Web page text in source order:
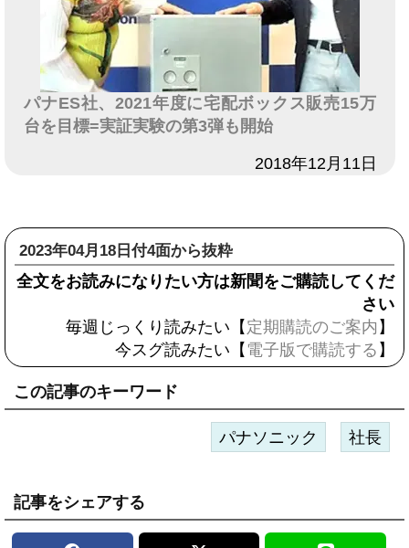
パナES社、2021年度に宅配ボックス販売15万
台を目標=実証実験の第3弾も開始
2018年12月11日
2023年04月18日付4面から抜粋
全文をお読みになりたい方は新聞をご購読してくだ
さい
毎週じっくり読みたい【 定期購読のご案内 】
今スグ読みたい【 電子版で購読する 】
この記事のキーワード
パナソニック 社長
記事をシェアする